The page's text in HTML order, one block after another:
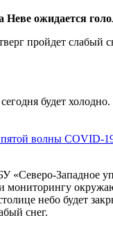
Неве ожидается
будет холодно.
волны COVID-
«Северо-Западное
мониторингу
небо будет
снег.